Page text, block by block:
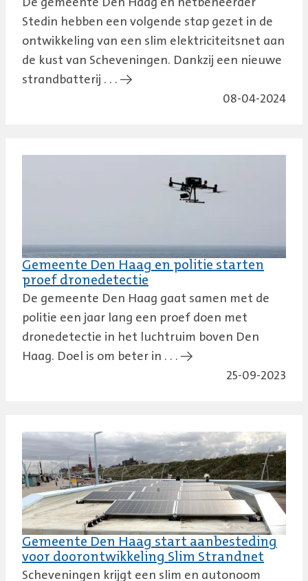
Stedin hebben een volgende stap gezet in de
ontwikkeling van een slim elektriciteitsnet aan
de kust van Scheveningen. Dankzij een nieuwe
strandbatterij . . . →
08-04-2024
Gemeente Den Haag en politie starten
proef dronedetectie
De gemeente Den Haag gaat samen met de
politie een jaar lang een proef doen met
dronedetectie in het luchtruim boven Den
Haag. Doel is om beter in . . . →
25-09-2023
Gemeente Den Haag start aanbesteding
voor doorontwikkeling Slim Strandnet
Scheveningen krijgt een slim en autonoom